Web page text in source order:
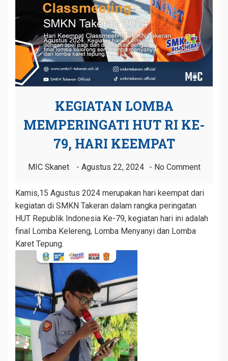
KEGIATAN LOMBA
MEMPERINGATI HUT RI KE-
79, HARI KEEMPAT
MIC Skanet Agustus 22, 2024 No Comment
Kamis,15 Agustus 2024 merupakan hari keempat dari
kegiatan di SMKN Takeran dalam rangka peringatan
HUT Republik Indonesia Ke-79, kegiatan hari ini adalah
final Lomba Kelereng, Lomba Menyanyi dan Lomba
Karet Tepung.